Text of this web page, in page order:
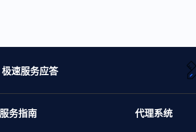
极速服务应答
服务指南 代理系统